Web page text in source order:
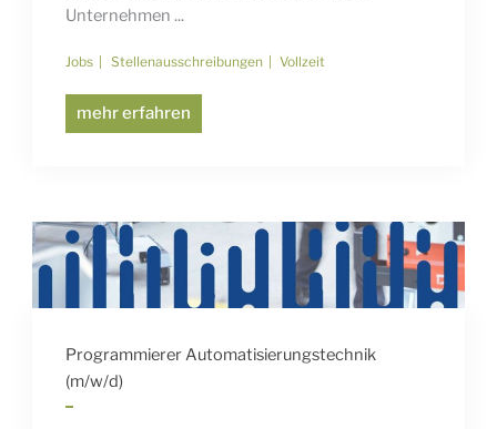
Unternehmen ...
Jobs Stellenausschreibungen Vollzeit
mehr erfahren
Programmierer Automatisierungstechnik
(m/w/d)